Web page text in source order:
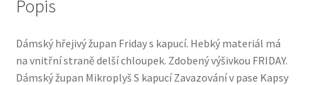
Popis
Dámský hřejivý župan Friday s kapucí. Hebký materiál má
na vnitřní straně delší chloupek. Zdobený výšivkou FRIDAY.
Dámský župan Mikroplyš S kapucí Zavazování v pase Kapsy